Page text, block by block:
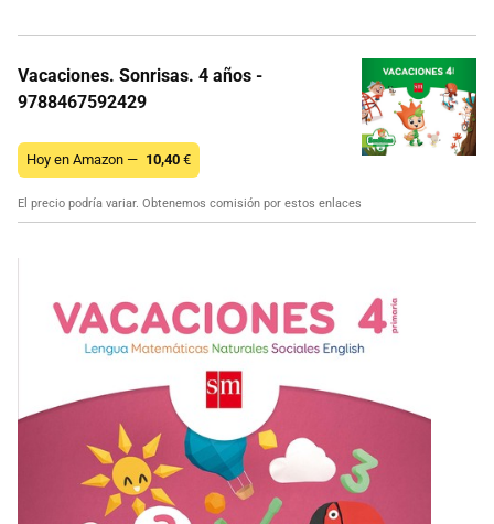
Vacaciones. Sonrisas. 4 años -
9788467592429
Hoy en Amazon — 10,40 €
El precio podría variar. Obtenemos comisión por estos enlaces